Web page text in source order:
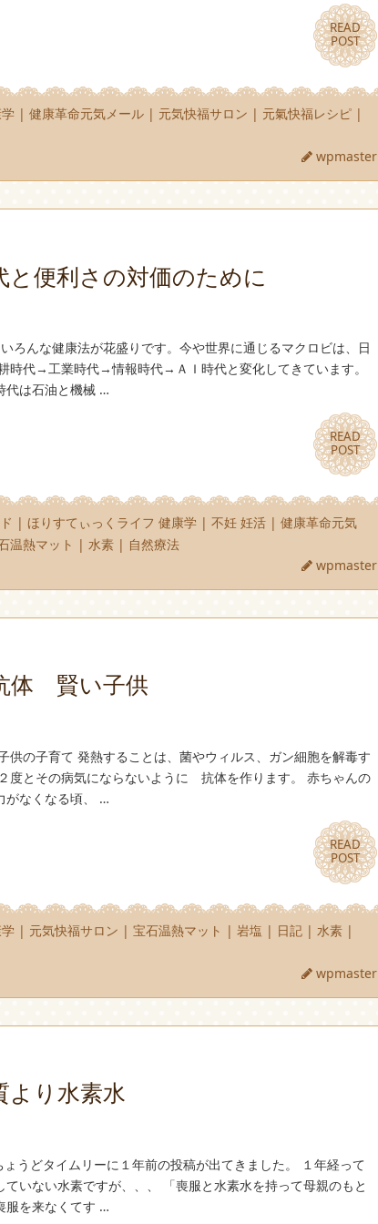
READ
POST
READ
POST
|健康革命元気メール | 元気快福サロン | 元氣快福レシピ |
wpmaster
と便利さの対価のために
んな健康法が花盛りです。今や世界に通じるマクロビは、日
時代→工業時代→情報時代→ＡＩ時代と変化してきています。
代は石油と機械 …
READ
POST
READ
POST
|ほりすてぃっくライフ 健康学 |不妊 妊活 |健康革命元気
温熱マット | 水素 | 自然療法
wpmaster
体 賢い子供
の子育て 発熱することは、菌やウィルス、ガン細胞を解毒す
度とその病気にならないように 抗体を作ります。 赤ちゃんの
がなくなる頃、 …
READ
POST
READ
POST
| 元気快福サロン |宝石温熱マット |岩塩 | 日記 |水素 |
wpmaster
より水素水
うどタイムリーに１年前の投稿が出てきました。 １年経って
いない水素ですが、、、 「喪服と水素水を持って母親のもと
服を来なくてす …